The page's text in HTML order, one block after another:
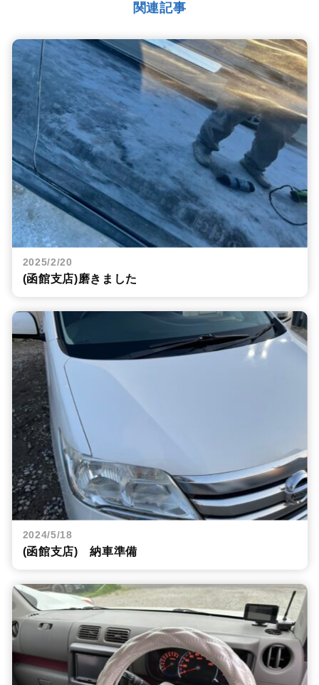
関連記事
2025/2/20
(函館支店)磨きました
2024/5/18
(函館支店) 納車準備